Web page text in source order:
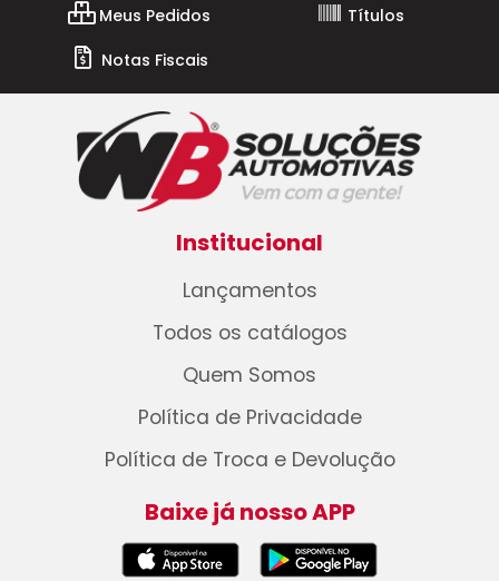
Meus Pedidos
Títulos
Notas Fiscais
Institucional
Lançamentos
Todos os catálogos
Quem Somos
Política de Privacidade
Política de Troca e Devolução
Baixe já nosso APP